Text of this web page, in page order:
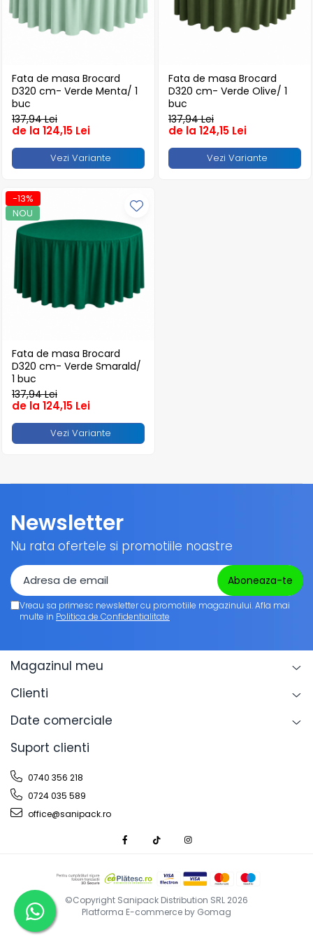
Platforme Tort
Articole Termo-Sudare
Boluri
Caserole
Folii
Masini + Rame
Folii Aluminiu
Folii Paletat
Manusi de Unica Folosinta
Pungi Alimentare
Pungi pentru Vidat
Saci Carmangerie
Fata de masa Brocard
D320 cm- Verde Menta/ 1
buc
137,94 Lei
de la 124,15 Lei
Vezi Variante
Fata de masa Brocard
D320 cm- Verde Olive/ 1
buc
137,94 Lei
de la 124,15 Lei
Vezi Variante
-13%
NOU
Fata de masa Brocard
D320 cm- Verde Smarald/
1 buc
137,94 Lei
de la 124,15 Lei
Vezi Variante
Newsletter
Nu rata ofertele si promotiile noastre
Vreau sa primesc newsletter cu promotiile magazinului. Afla mai
multe in Politica de Confidentialitate
Magazinul meu
Clienti
Date comerciale
Suport clienti
0740 356 218
0724 035 589
office@sanipack.ro
©Copyright Sanipack Distribution SRL 2026
Platforma E-commerce by Gomag